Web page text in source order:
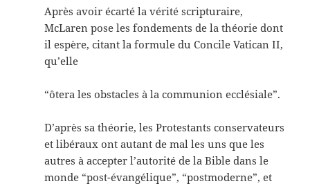
Après avoir écarté la vérité scripturaire,
McLaren pose les fondements de la théorie dont
il espère, citant la formule du Concile Vatican II,
qu’elle
“ôtera les obstacles à la communion ecclésiale”.
D’après sa théorie, les Protestants conservateurs
et libéraux ont autant de mal les uns que les
autres à accepter l’autorité de la Bible dans le
monde “post-évangélique”, “postmoderne”, et